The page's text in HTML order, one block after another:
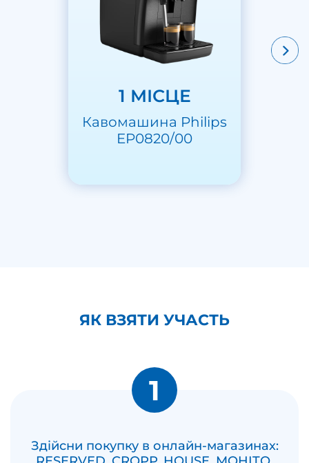
1 МІСЦЕ
Кавомашина Philips
EP0820/00
ЯК ВЗЯТИ УЧАСТЬ
1
Здійсни покупку в онлайн-магазинах: